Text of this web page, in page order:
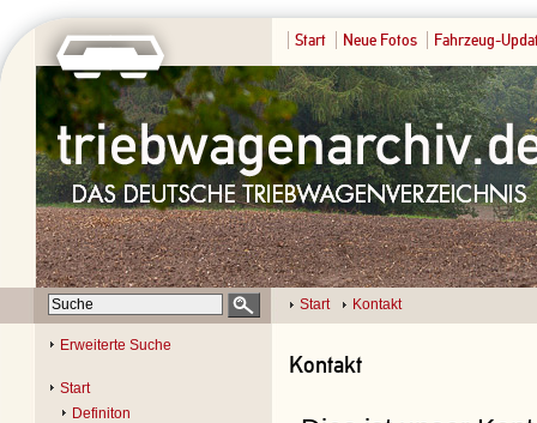
Start Neue Fotos Fahrzeug-
Start Kontakt
Erweiterte Suche
Start
Definiton
Kontakt